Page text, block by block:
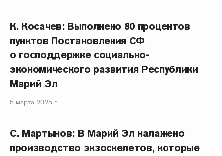
К. Косачев: Выполнено 80 процентов
пунктов Постановления СФ
о господдержке социально-
экономического развития Республики
Марий Эл
5 марта 2025 г.
С. Мартынов: В Марий Эл налажено
производство экзоскелетов, которые